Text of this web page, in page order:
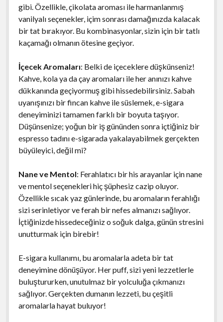
gibi. Özellikle, çikolata aroması ile harmanlanmış
vanilyalı seçenekler, içim sonrası damağınızda kalacak
bir tat bırakıyor. Bu kombinasyonlar, sizin için bir tatlı
kaçamağı olmanın ötesine geçiyor.
İçecek Aromaları: Belki de içeceklere düşkünseniz!
Kahve, kola ya da çay aromaları ile her anınızı kahve
dükkanında geçiyormuş gibi hissedebilirsiniz. Sabah
uyanışınızı bir fincan kahve ile süslemek, e-sigara
deneyiminizi tamamen farklı bir boyuta taşıyor.
Düşünsenize; yoğun bir iş gününden sonra içtiğiniz bir
espresso tadını e-sigarada yakalayabilmek gerçekten
büyüleyici, değil mi?
Nane ve Mentol: Ferahlatıcı bir his arayanlar için nane
ve mentol seçenekleri hiç şüphesiz cazip oluyor.
Özellikle sıcak yaz günlerinde, bu aromaların ferahlığı
sizi serinletiyor ve ferah bir nefes almanızı sağlıyor.
İçtiğinizde hissedeceğiniz o soğuk dalga, günün stresini
unutturmak için birebir!
E-sigara kullanımı, bu aromalarla adeta bir tat
deneyimine dönüşüyor. Her puff, sizi yeni lezzetlerle
buluştururken, unutulmaz bir yolculuğa çıkmanızı
sağlıyor. Gerçekten dumanın lezzeti, bu çeşitli
aromalarla hayat buluyor!